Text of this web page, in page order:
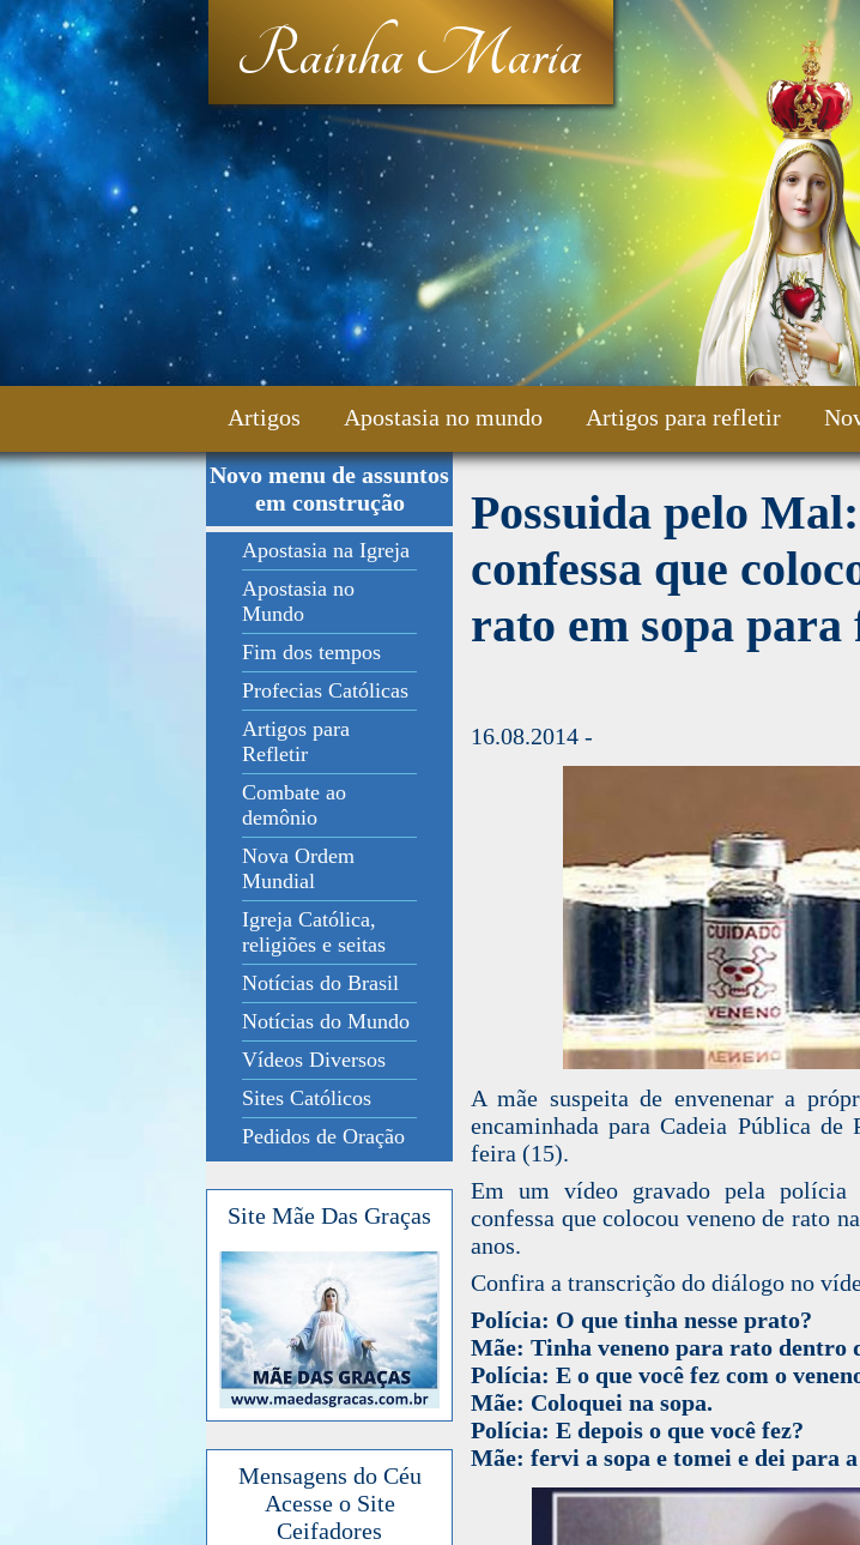
Rainha Maria
Artigos Apostasia no mundo Artigos para refletir
Fale Conosco
Novo menu de assuntos
em construção
Apostasia na Igreja
Apostasia no
Mundo
Fim dos tempos
Profecias Católicas
Artigos para
Refletir
Combate ao
demônio
Nova Ordem
Mundial
Igreja Católica,
religiões e seitas
Notícias do Brasil
Notícias do Mundo
Vídeos Diversos
Sites Católicos
Pedidos de Oração
Site Mãe Das Graças
Mensagens do Céu
Acesse o Site
Ceifadores
Possuida pelo
confessa que
rato em sopa
16.08.2014 -
A mãe suspeita de envenenar a
encaminhada para Cadeia Pública
feira (15).
Em um vídeo gravado pela polícia
confessa que colocou veneno de rato
anos.
Confira a transcrição do diálogo no
Polícia: O que tinha nesse prato?
Mãe: Tinha veneno para rato dentro
Polícia: E o que você fez com o
Mãe: Coloquei na sopa.
Polícia: E depois o que você fez?
Mãe: fervi a sopa e tomei e dei para